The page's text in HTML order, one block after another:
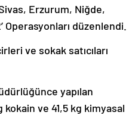
Erzurum, Niğde,
Operasyonları düzenlendi.
ve sokak satıcıları
yapılan
ve 41,5 kg kimyasal